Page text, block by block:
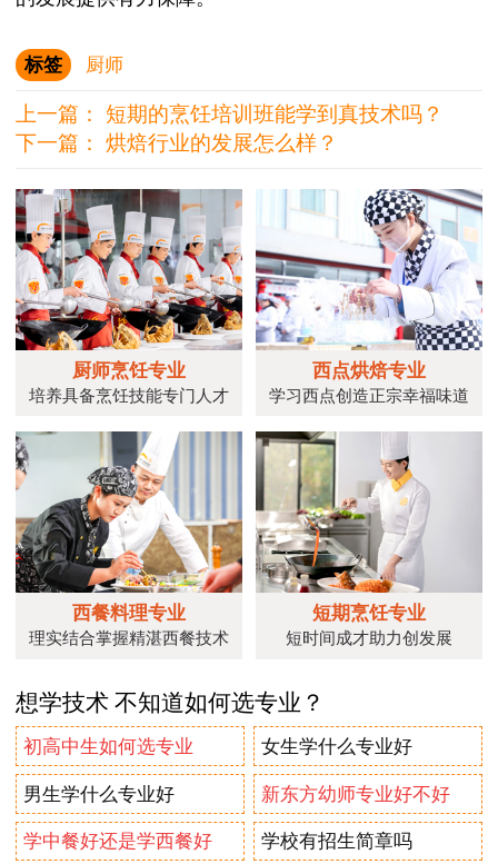
标签 厨师
上一篇： 短期的烹饪培训班能学到真技术吗？
下一篇： 烘焙行业的发展怎么样？
厨师烹饪专业
培养具备烹饪技能专门人才
西点烘焙专业
学习西点创造正宗幸福味道
西餐料理专业
理实结合掌握精湛西餐技术
短期烹饪专业
短时间成才助力创发展
想学技术 不知道如何选专业？
初高中生如何选专业 女生学什么专业好
男生学什么专业好 新东方幼师专业好不好
学中餐好还是学西餐好 学校有招生简章吗